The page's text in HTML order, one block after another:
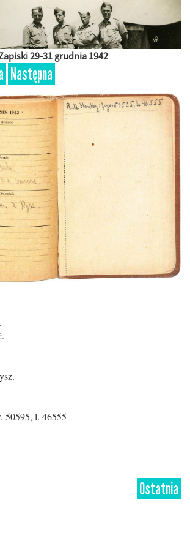
29-31 grudnia 1942
Następna
50595, l. 46555
Ostatnia